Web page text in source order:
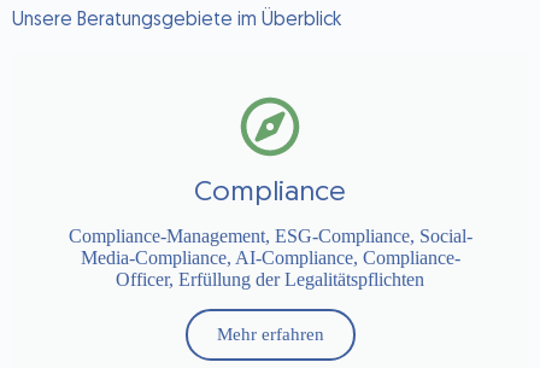
Unsere Beratungsgebiete im Überblick
Compliance
Compliance-Management, ESG-Compliance, Social-
Media-Compliance, AI-Compliance, Compliance-
Officer, Erfüllung der Legalitätspflichten
Mehr erfahren